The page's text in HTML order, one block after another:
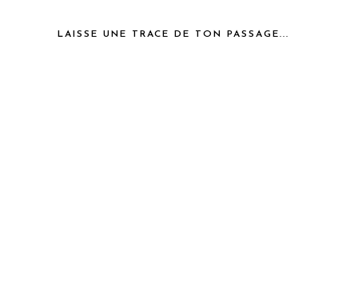
LAISSE UNE TRACE DE TON PASSAGE...